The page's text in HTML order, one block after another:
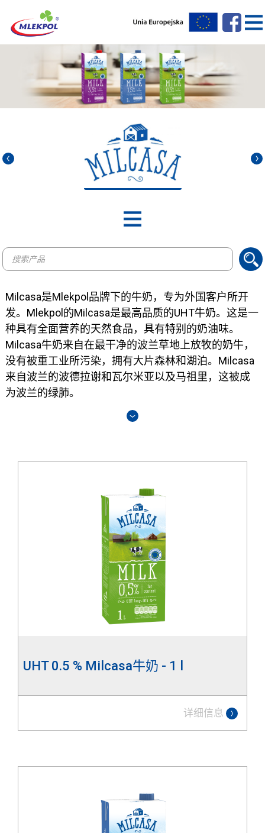
Products
search
Milcasa是Mlekpol品牌下的牛奶，专为外国客户所开
发。Mlekpol的Milcasa是最高品质的UHT牛奶。这是一
种具有全面营养的天然食品，具有特别的奶油味。
Milcasa牛奶来自在最干净的波兰草地上放牧的奶牛，
没有被重工业所污染，拥有大片森林和湖泊。Milcasa
来自波兰的波德拉谢和瓦尔米亚以及马祖里，这被成
为波兰的绿肺。
UHT 0.5 % Milcasa牛奶 - 1 l
详细信息